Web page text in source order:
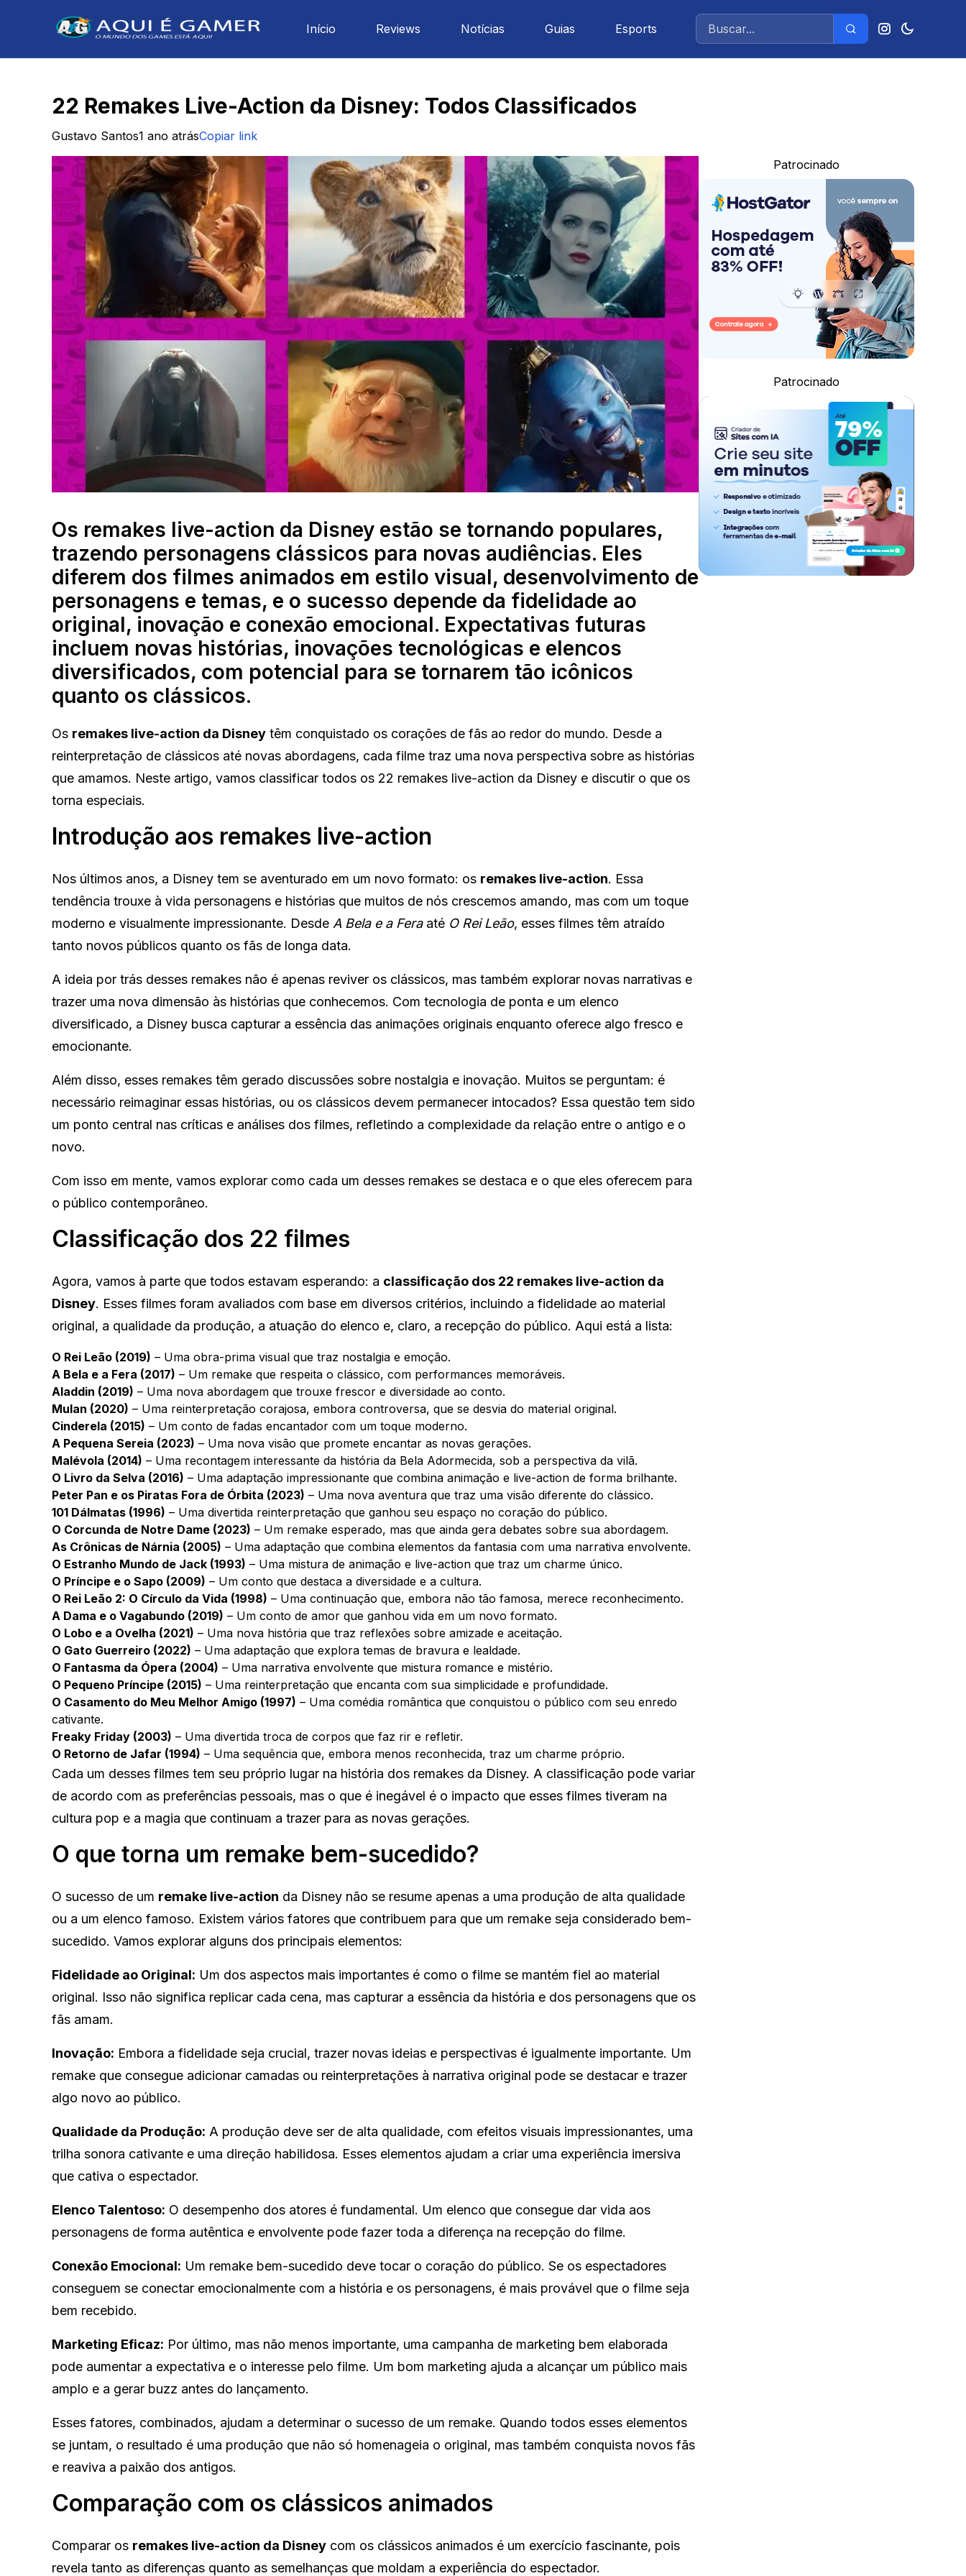
Início Reviews Notícias Guias Esports
22 Remakes Live-Action da Disney: Todos Classificados
Gustavo Santos1 ano atrásCopiar link
Os remakes live-action da Disney estão se tornando populares,
trazendo personagens clássicos para novas audiências. Eles
diferem dos filmes animados em estilo visual, desenvolvimento de
personagens e temas, e o sucesso depende da fidelidade ao
original, inovação e conexão emocional. Expectativas futuras
incluem novas histórias, inovações tecnológicas e elencos
diversificados, com potencial para se tornarem tão icônicos
quanto os clássicos.
Os remakes live-action da Disney têm conquistado os corações de fãs ao redor do mundo. Desde a
reinterpretação de clássicos até novas abordagens, cada filme traz uma nova perspectiva sobre as histórias
que amamos. Neste artigo, vamos classificar todos os 22 remakes live-action da Disney e discutir o que os
torna especiais.
Introdução aos remakes live-action
Nos últimos anos, a Disney tem se aventurado em um novo formato: os remakes live-action. Essa
tendência trouxe à vida personagens e histórias que muitos de nós crescemos amando, mas com um toque
moderno e visualmente impressionante. Desde A Bela e a Feraaté O Rei Leão, esses filmes têm atraído
tanto novos públicos quanto os fãs de longa data.
A ideia por trás desses remakes não é apenas reviver os clássicos, mas também explorar novas narrativas e
trazer uma nova dimensão às histórias que conhecemos. Com tecnologia de ponta e um elenco
diversificado, a Disney busca capturar a essência das animações originais enquanto oferece algo fresco e
emocionante.
Além disso, esses remakes têm gerado discussões sobre nostalgia e inovação. Muitos se perguntam: é
necessário reimaginar essas histórias, ou os clássicos devem permanecer intocados? Essa questão tem sido
um ponto central nas críticas e análises dos filmes, refletindo a complexidade da relação entre o antigo e o
novo.
Com isso em mente, vamos explorar como cada um desses remakes se destaca e o que eles oferecem para
o público contemporâneo.
Classificação dos 22 filmes
Agora, vamos à parte que todos estavam esperando: a classificação dos 22 remakes live-action da
Disney. Esses filmes foram avaliados com base em diversos critérios, incluindo a fidelidade ao material
original, a qualidade da produção, a atuação do elenco e, claro, a recepção do público. Aqui está a lista:
O Rei Leão (2019) – Uma obra-prima visual que traz nostalgia e emoção.
A Bela e a Fera (2017) – Um remake que respeita o clássico, com performances memoráveis.
Aladdin (2019) – Uma nova abordagem que trouxe frescor e diversidade ao conto.
Mulan (2020) – Uma reinterpretação corajosa, embora controversa, que se desvia do material original.
Cinderela (2015) – Um conto de fadas encantador com um toque moderno.
A Pequena Sereia (2023) – Uma nova visão que promete encantar as novas gerações.
Malévola (2014) – Uma recontagem interessante da história da Bela Adormecida, sob a perspectiva da vilã.
O Livro da Selva (2016) – Uma adaptação impressionante que combina animação e live-action de forma brilhante.
Peter Pan e os Piratas Fora de Órbita (2023) – Uma nova aventura que traz uma visão diferente do clássico.
101 Dálmatas (1996) – Uma divertida reinterpretação que ganhou seu espaço no coração do público.
O Corcunda de Notre Dame (2023) – Um remake esperado, mas que ainda gera debates sobre sua abordagem.
As Crônicas de Nárnia (2005) – Uma adaptação que combina elementos da fantasia com uma narrativa envolvente.
O Estranho Mundo de Jack (1993) – Uma mistura de animação e live-action que traz um charme único.
O Príncipe e o Sapo (2009) – Um conto que destaca a diversidade e a cultura.
O Rei Leão 2: O Círculo da Vida (1998) – Uma continuação que, embora não tão famosa, merece reconhecimento.
A Dama e o Vagabundo (2019) – Um conto de amor que ganhou vida em um novo formato.
O Lobo e a Ovelha (2021) – Uma nova história que traz reflexões sobre amizade e aceitação.
O Gato Guerreiro (2022) – Uma adaptação que explora temas de bravura e lealdade.
O Fantasma da Ópera (2004) – Uma narrativa envolvente que mistura romance e mistério.
O Pequeno Príncipe (2015) – Uma reinterpretação que encanta com sua simplicidade e profundidade.
O Casamento do Meu Melhor Amigo (1997) – Uma comédia romântica que conquistou o público com seu enredo
cativante.
Freaky Friday (2003) – Uma divertida troca de corpos que faz rir e refletir.
O Retorno de Jafar (1994) – Uma sequência que, embora menos reconhecida, traz um charme próprio.
Cada um desses filmes tem seu próprio lugar na história dos remakes da Disney. A classificação pode variar
de acordo com as preferências pessoais, mas o que é inegável é o impacto que esses filmes tiveram na
cultura pop e a magia que continuam a trazer para as novas gerações.
O que torna um remake bem-sucedido?
O sucesso de um remake live-action da Disney não se resume apenas a uma produção de alta qualidade
ou a um elenco famoso. Existem vários fatores que contribuem para que um remake seja considerado bem-
sucedido. Vamos explorar alguns dos principais elementos:
Fidelidade ao Original: Um dos aspectos mais importantes é como o filme se mantém fiel ao material
original. Isso não significa replicar cada cena, mas capturar a essência da história e dos personagens que os
fãs amam.
Inovação: Embora a fidelidade seja crucial, trazer novas ideias e perspectivas é igualmente importante. Um
remake que consegue adicionar camadas ou reinterpretações à narrativa original pode se destacar e trazer
algo novo ao público.
Qualidade da Produção: A produção deve ser de alta qualidade, com efeitos visuais impressionantes, uma
trilha sonora cativante e uma direção habilidosa. Esses elementos ajudam a criar uma experiência imersiva
que cativa o espectador.
Elenco Talentoso: O desempenho dos atores é fundamental. Um elenco que consegue dar vida aos
personagens de forma autêntica e envolvente pode fazer toda a diferença na recepção do filme.
Conexão Emocional: Um remake bem-sucedido deve tocar o coração do público. Se os espectadores
conseguem se conectar emocionalmente com a história e os personagens, é mais provável que o filme seja
bem recebido.
Marketing Eficaz: Por último, mas não menos importante, uma campanha de marketing bem elaborada
pode aumentar a expectativa e o interesse pelo filme. Um bom marketing ajuda a alcançar um público mais
amplo e a gerar buzz antes do lançamento.
Esses fatores, combinados, ajudam a determinar o sucesso de um remake. Quando todos esses elementos
se juntam, o resultado é uma produção que não só homenageia o original, mas também conquista novos fãs
e reaviva a paixão dos antigos.
Comparação com os clássicos animados
Comparar os remakes live-action da Disney com os clássicos animados é um exercício fascinante, pois
revela tanto as diferenças quanto as semelhanças que moldam a experiência do espectador.
Patrocinado
Patrocinado